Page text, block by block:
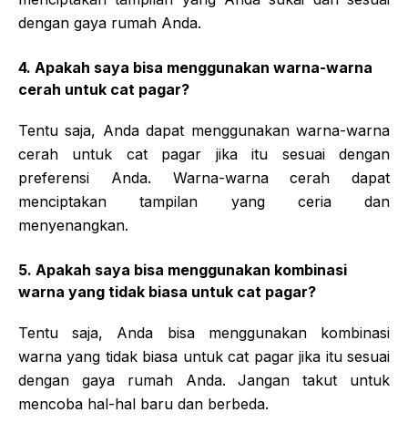
dengan gaya rumah Anda.
4. Apakah saya bisa menggunakan warna-warna
cerah untuk cat pagar?
Tentu saja, Anda dapat menggunakan warna-warna
cerah untuk cat pagar jika itu sesuai dengan
preferensi Anda. Warna-warna cerah dapat
menciptakan tampilan yang ceria dan
menyenangkan.
5. Apakah saya bisa menggunakan kombinasi
warna yang tidak biasa untuk cat pagar?
Tentu saja, Anda bisa menggunakan kombinasi
warna yang tidak biasa untuk cat pagar jika itu sesuai
dengan gaya rumah Anda. Jangan takut untuk
mencoba hal-hal baru dan berbeda.